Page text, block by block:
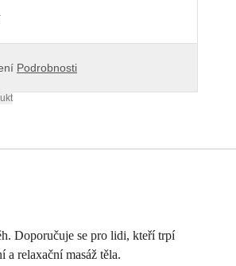
Podrobnosti
Doporučuje se pro lidi, kteří trpí
relaxační masáž těla.